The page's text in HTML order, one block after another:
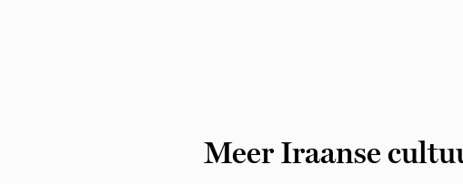
Meer Iraanse